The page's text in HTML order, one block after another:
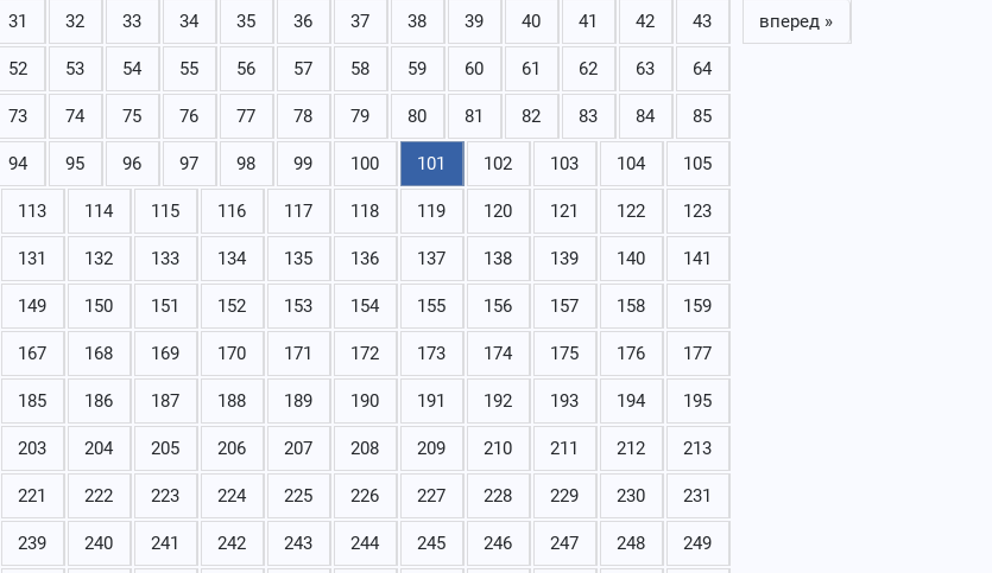
31 32 33 34 35 36 37 38 39 40 41 42 43
52 53 54 55 56 57 58 59 60 61 62 63 64
73 74 75 76 77 78 79 80 81 82 83 84 85
94 95 96 97 98 99 100 101 102 103 104 105
113 114 115 116 117 118 119 120 121 122 123
131 132 133 134 135 136 137 138 139 140 141
149 150 151 152 153 154 155 156 157 158 159
167 168 169 170 171 172 173 174 175 176 177
185 186 187 188 189 190 191 192 193 194 195
203 204 205 206 207 208 209 210 211 212 213
221 222 223 224 225 226 227 228 229 230 231
239 240 241 242 243 244 245 246 247 248 249
вперед »